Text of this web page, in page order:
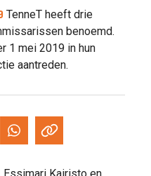
TenneT heeft drie
benoemd.
1 mei 2019 in hun
aantreden.
Essimari Kairisto en